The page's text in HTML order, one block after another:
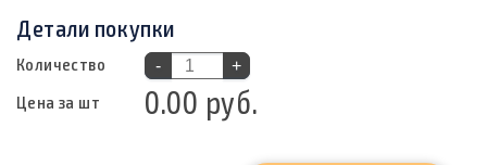
Детали покупки
Количество - +
Цена за шт 0.00 руб.